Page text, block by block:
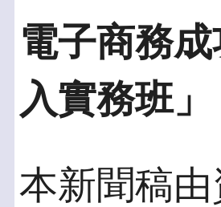
電子商務
入實務班」
本新聞稿由